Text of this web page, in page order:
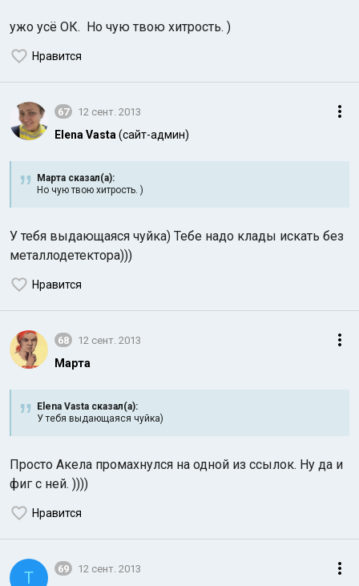
ужо усё ОК. Но чую твою хитрость. )
Нравится
67 12 сент. 2013
Elena Vasta (сайт-админ)
Марта сказал(а):
Но чую твою хитрость. )
У тебя выдающаяся чуйка) Тебе надо клады искать без
металлодетектора)))
Нравится
68 12 сент. 2013
Марта
Elena Vasta сказал(а):
У тебя выдающаяся чуйка)
Просто Акела промахнулся на одной из ссылок. Ну да и
фиг с ней. ))))
Нравится
T 69 12 сент. 2013